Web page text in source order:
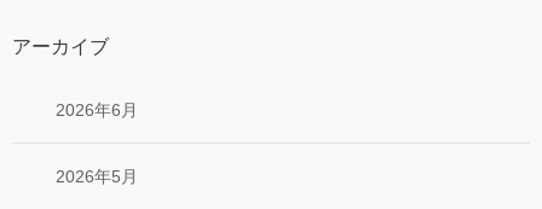
アーカイブ
2026年6月
2026年5月